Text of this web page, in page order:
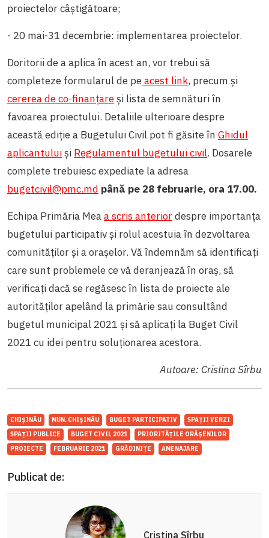
proiectelor câștigătoare;
- 20 mai-31 decembrie: implementarea proiectelor.
Doritorii de a aplica în acest an, vor trebui să
completeze formularul de peacest link, precum și
cererea de co-finanțareși lista de semnături în
favoarea proiectului. Detaliile ulterioare despre
această ediție a Bugetului Civil pot fi găsite în Ghidul
aplicantuluiși Regulamentul bugetului civil. Dosarele
complete trebuiesc expediate la adresa
bugetcivil@pmc.md până pe 28 februarie, ora 17.00.
Echipa Primăria Meaa scris anteriordespre importanța
bugetului participativ și rolul acestuia în dezvoltarea
comunităților și a orașelor. Vă îndemnăm să identificați
care sunt problemele ce vă deranjează în oraș, să
verificați dacă se regăsesc în lista de proiecte ale
autorităților apelând la primărie sau consultând
bugetul municipal 2021 și să aplicați la Buget Civil
2021 cu idei pentru soluționarea acestora.
Autoare: Cristina Sîrbu
CHIȘINĂU MUN. CHIȘINĂU BUGET PARTICIPATIV
SPAȚII VERZI
SPAȚII PUBLICE
BUGET CIVIL 2021
PRIORITĂȚILE ORĂȘENILOR
PROIECTE
FEBRUARIE 2021 GRĂDINIȚE AMENAJARE
Publicat de:
Cristina Sîrbu